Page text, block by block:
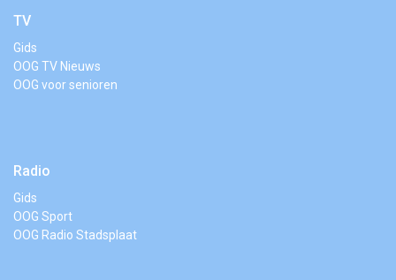
TV
Gids
OOG TV Nieuws
OOG voor senioren
Radio
Gids
OOG Sport
OOG Radio Stadsplaat